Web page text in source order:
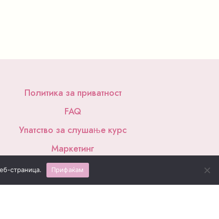
Политика за приватност
FAQ
Упатство за слушање курс
Маркетинг
страница. Прифаќам